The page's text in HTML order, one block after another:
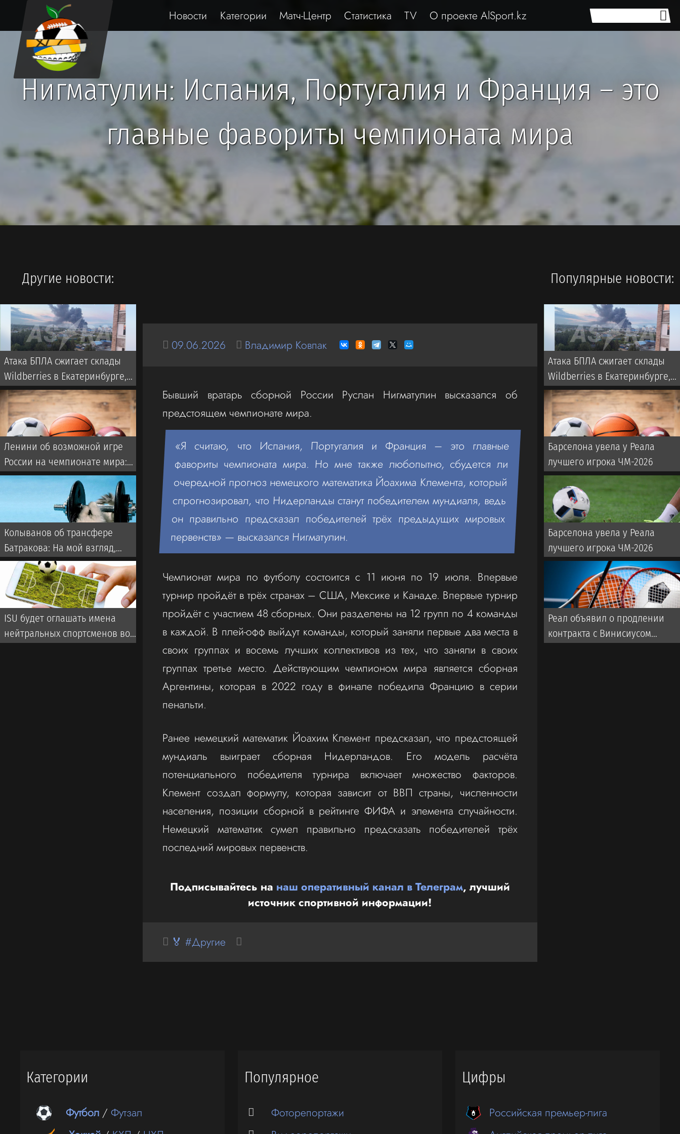
Новости Категории Матч-Центр Статистика TV О проекте AlSport.kz
Нигматулин: Испания, Португалия и Франция – это
главные фавориты чемпионата мира
09.06.2026 Владимир Ковпак
Бывший вратарь сборной России Руслан Нигматулин высказался об
предстоящем чемпионате мира.
«Я считаю, что Испания, Португалия и Франция – это главные
фавориты чемпионата мира. Но мне также любопытно, сбудется ли
очередной прогноз немецкого математика Йоахима Клемента, который
спрогнозировал, что Нидерланды станут победителем мундиаля, ведь
он правильно предсказал победителей трёх предыдущих мировых
первенств» — высказался Нигматулин.
Чемпионат мира по футболу состоится с 11 июня по 19 июля. Впервые
турнир пройдёт в трёх странах – США, Мексике и Канаде. Впервые турнир
пройдёт с участием 48 сборных. Они разделены на 12 групп по 4 команды
в каждой. В плей-офф выйдут команды, который заняли первые два места в
своих группах и восемь лучших коллективов из тех, что заняли в своих
группах третье место. Действующим чемпионом мира является сборная
Аргентины, которая в 2022 году в финале победила Францию в серии
пенальти.
Ранее немецкий математик Йоахим Клемент предсказал, что предстоящей
мундиаль выиграет сборная Нидерландов. Его модель расчёта
потенциального победителя турнира включает множество факторов.
Клемент создал формулу, которая зависит от ВВП страны, численности
населения, позиции сборной в рейтинге ФИФА и элемента случайности.
Немецкий математик сумел правильно предсказать победителей трёх
последний мировых первенств.
Подписывайтесь на наш оперативный канал в Телеграм, лучший
источник спортивной информации!
🏅 #Другие
Другие новости:
Атака БПЛА сжигает склады
Wildberries в Екатеринбурге,
дроны бьют по Свердловской
области и Екатеринбургу 7
августа 2026
Ленини об возможной игре
России на чемпионате мира:
Они однозначно прошли бы
Колыванов об трансфере
Батракова: На мой взгляд,
Батраков заслужил лучшего,
чем чемпионат Турции
ISU будет оглашать имена
нейтральных спортсменов во
Популярные новости:
Атака БПЛА сжигает склады
Wildberries в Екатеринбурге,
дроны бьют по Свердловской
области и Екатеринбургу 7
августа 2026
Барселона увела у Реала
лучшего игрока ЧМ-2026
Барселона увела у Реала
лучшего игрока ЧМ-2026
Реал объявил о продлении
контракта с Винисиусом
Категории
Футбол /Футзал
Популярное
Фоторепортажи
Цифры
Российская премьер-лига